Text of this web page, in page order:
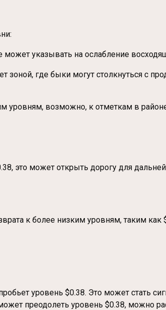
может указывать на ослабление
где быки могут столкнуться с
уровням, возможно, к отметкам в
это может открыть дорогу для
к более низким уровням, таким как
уровень $0.38. Это может стать
преодолеть уровень $0.38, можно